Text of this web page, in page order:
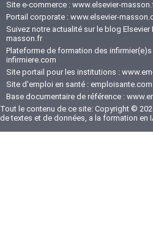
Site e-commerce : www.elsevier-
Portail corporate : www.elsevier-
Suivez notre actualité sur le blog Elsevier
masson.fr
Plateforme de formation des infirmier(e)s
infirmiere.com
Site portail pour les institutions :
Site d'emploi en santé : emploisante.com
Base documentaire de référence :
Tout le contenu de ce site: Copyright ©
de textes et de données, a la formation en